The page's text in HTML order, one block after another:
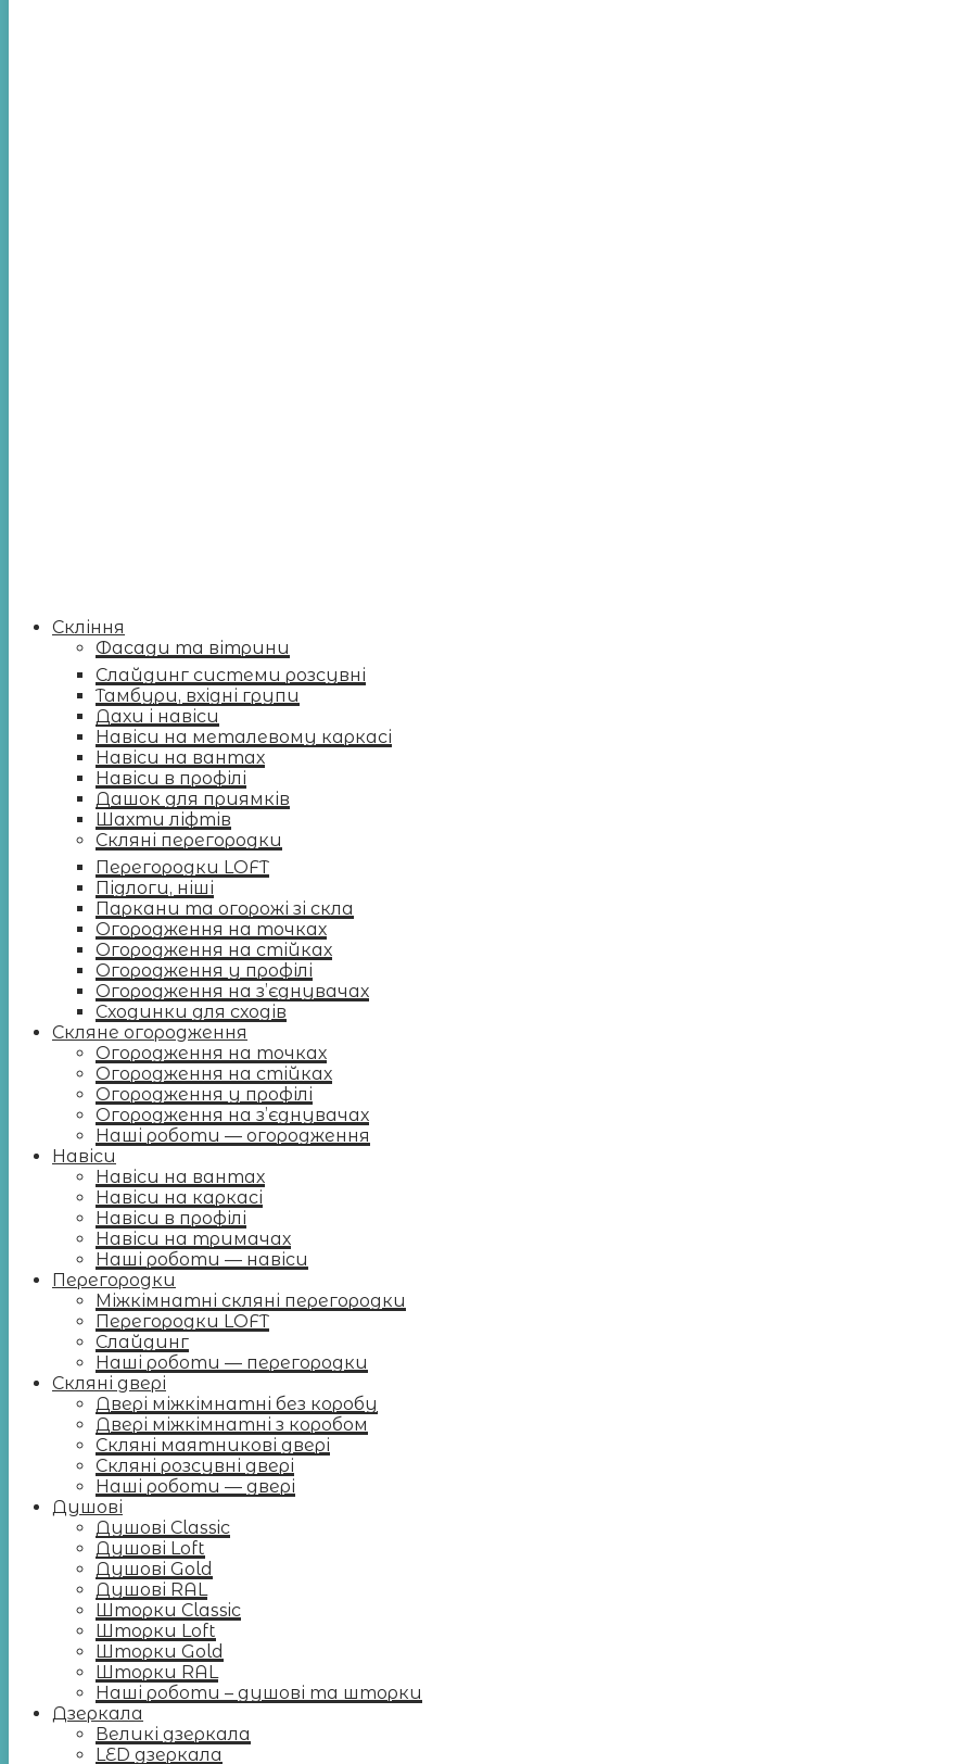
Скління
Фасади та вітрини
Слайдинг системи розсувні
Тамбури, вхідні групи
Дахи і навіси
Навіси на металевому каркасі
Навіси на вантах
Навіси в профілі
Дашок для приямків
Шахти ліфтів
Скляні перегородки
Перегородки LOFT
Підлоги, ніші
Паркани та огорожі зі скла
Огородження на точках
Огородження на стійках
Огородження у профілі
Огородження на з’єднувачах
Сходинки для сходів
Скляне огородження
Огородження на точках
Огородження на стійках
Огородження у профілі
Огородження на з’єднувачах
Наші роботи — огородження
Навіси
Навіси на вантах
Навіси на каркасі
Навіси в профілі
Навіси на тримачах
Наші роботи — навіси
Перегородки
Міжкімнатні скляні перегородки
Перегородки LOFT
Слайдинг
Наші роботи — перегородки
Скляні двері
Двері міжкімнатні без коробу
Двері міжкімнатні з коробом
Скляні маятникові двері
Скляні розсувні двері
Наші роботи — двері
Душові
Душові Classic
Душові Loft
Душові Gold
Душові RAL
Шторки Classic
Шторки Loft
Шторки Gold
Шторки RAL
Наші роботи – душові та шторки
Дзеркала
Великі дзеркала
LED дзеркала